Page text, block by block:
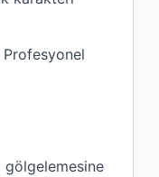
Profesyonel
gölgelemesine